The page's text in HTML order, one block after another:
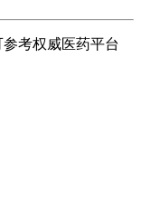
考权威医药平台